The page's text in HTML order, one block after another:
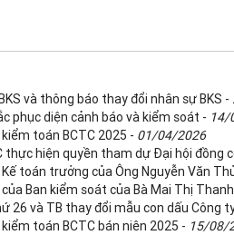
và thông báo thay đổi nhân sự BKS -
phục diện cảnh báo và kiểm soát - 14/
toán BCTC 2025 - 01/04/2026
thực hiện quyền tham dự Đại hội đồng
toán trưởng của Ông Nguyễn Văn
Ban kiểm soát của Bà Mai Thị
26 và TB thay đổi mẫu con dấu Công
toán BCTC bán niên 2025 - 15/08/